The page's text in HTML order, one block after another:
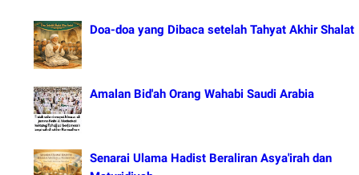
Doa-doa yang Dibaca setelah Tahyat Akhir Shalat
Amalan Bid'ah Orang Wahabi Saudi Arabia
Senarai Ulama Hadist Beraliran Asya'irah dan